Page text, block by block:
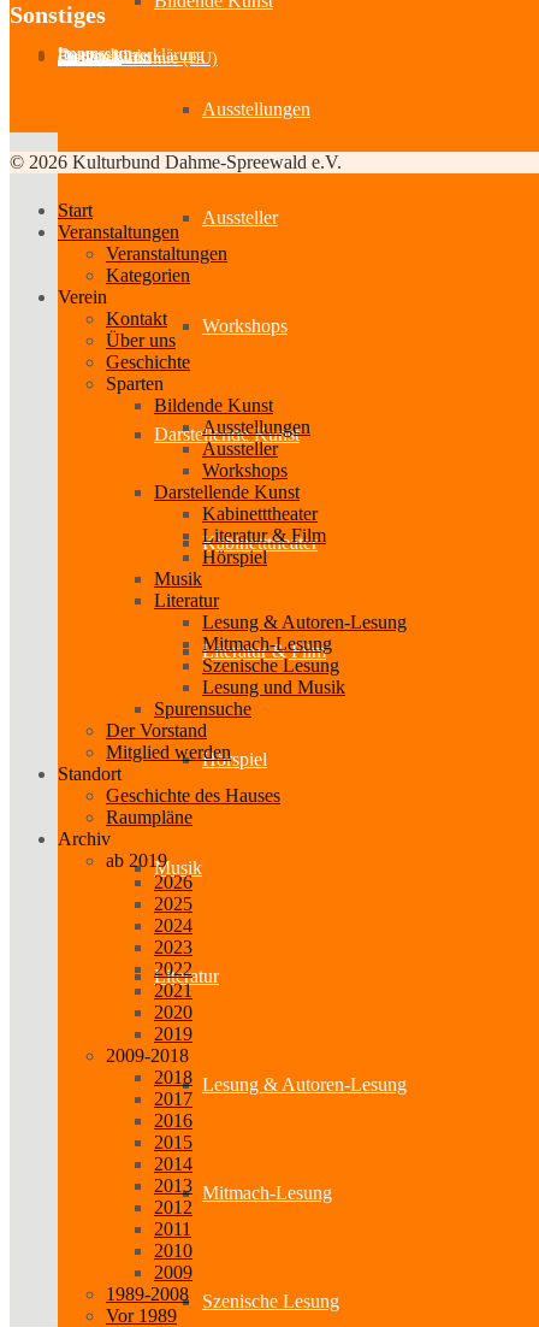
Ausstellungen
Aussteller
Workshops
Darstellende Kunst
Kabinetttheater
Literatur & Film
Hörspiel
Musik
Literatur
Lesung & Autoren-Lesung
Mitmach-Lesung
Szenische Lesung
Sonstiges
Impressum
Datenschutzerklärung
Partner-Links
Feedback
Cookie-Richtlinie (EU)
© 2026 Kulturbund Dahme-Spreewald e.V.
Start
Veranstaltungen
Veranstaltungen
Kategorien
Verein
Kontakt
Über uns
Geschichte
Sparten
Bildende Kunst
Ausstellungen
Aussteller
Workshops
Darstellende Kunst
Kabinetttheater
Literatur & Film
Hörspiel
Musik
Literatur
Lesung & Autoren-Lesung
Mitmach-Lesung
Szenische Lesung
Lesung und Musik
Spurensuche
Der Vorstand
Mitglied werden
Standort
Geschichte des Hauses
Raumpläne
Archiv
ab 2019
2026
2025
2024
2023
2022
2021
2020
2019
2009-2018
2018
2017
2016
2015
2014
2013
2012
2011
2010
2009
1989-2008
Vor 1989